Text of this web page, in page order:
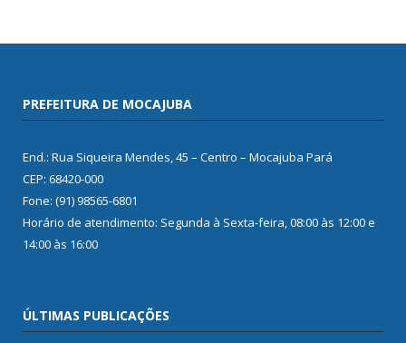
PREFEITURA DE MOCAJUBA
End.: Rua Siqueira Mendes, 45 – Centro – Mocajuba Pará
CEP: 68420-000
Fone: (91) 98565-6801
Horário de atendimento: Segunda à Sexta-feira, 08:00 às 12:00 e
14:00 às 16:00
ÚLTIMAS PUBLICAÇÕES